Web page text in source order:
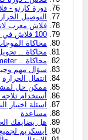
دورة كارنو -
التوصيل
فلاش معرب
100 فلاش في الديناميكا الحرارية
محاكاة
محاكاة ..
محاكاة .. Thermometer..
سؤال مهم
انتقال الحرارة
ممكن حل
أستخدام
اسئلة اختبار
مساعدة
هل يضايقك
أيسكريم